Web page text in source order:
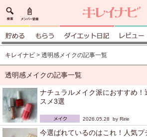
キレイナビ > 透明感メイクの記事一覧
透明感メイクの記事一覧
ナチュラルメイク派におすすめ！
スメ3選
2026.05.28 by Ririe
今選ばれているのはこれ！人気プ